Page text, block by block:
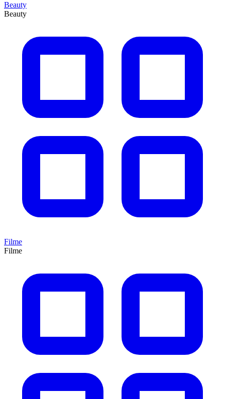
Beauty
Beauty
Filme
Filme